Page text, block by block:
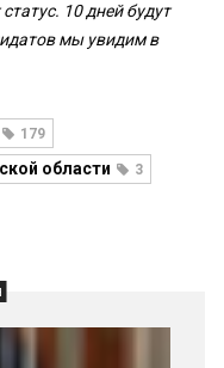
10 дней будут
мы увидим в
179
области 3